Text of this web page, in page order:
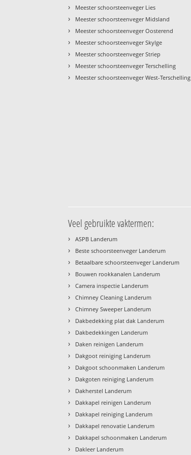
›
Meester schoorsteenveger Lies
› Meester schoorsteenveger Midsland
› Meester schoorsteenveger Oosterend
› Meester schoorsteenveger Skylge
› Meester schoorsteenveger Striep
› Meester schoorsteenveger Terschelling
› Meester schoorsteenveger West-Terschelling
Veel gebruikte vaktermen:
› ASPB Landerum
› Beste schoorsteenveger Landerum
› Betaalbare schoorsteenveger Landerum
› Bouwen rookkanalen Landerum
› Camera inspectie Landerum
› Chimney Cleaning Landerum
› Chimney Sweeper Landerum
› Dakbedekking plat dak Landerum
› Dakbedekkingen Landerum
› Daken reinigen Landerum
› Dakgoot reiniging Landerum
› Dakgoot schoonmaken Landerum
› Dakgoten reiniging Landerum
› Dakherstel Landerum
› Dakkapel reinigen Landerum
› Dakkapel reiniging Landerum
› Dakkapel renovatie Landerum
› Dakkapel schoonmaken Landerum
› Dakleer Landerum